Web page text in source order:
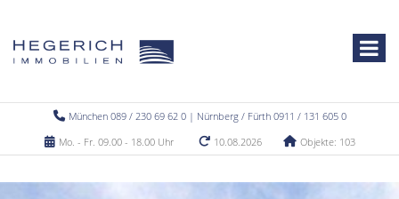
München 089 / 230 69 62 0 | Nürnberg / Fürth 0911 / 131 605 0
Mo. - Fr. 09.00 - 18.00 Uhr
10.08.2026 Objekte: 103